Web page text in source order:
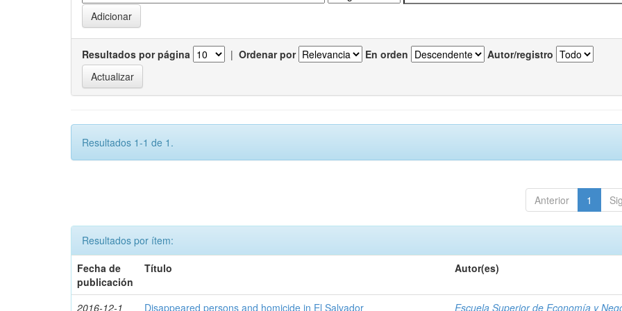
Resultados por página | Ordenar por En orden Autor/registro
Resultados 1-1 de 1.
Anterior 1
Resultados por ítem:
Fecha de
publicación
Título Autor(es)
2016-12-1 Disappeared persons and homicide in El Salvador Escuela Superior de Economía y